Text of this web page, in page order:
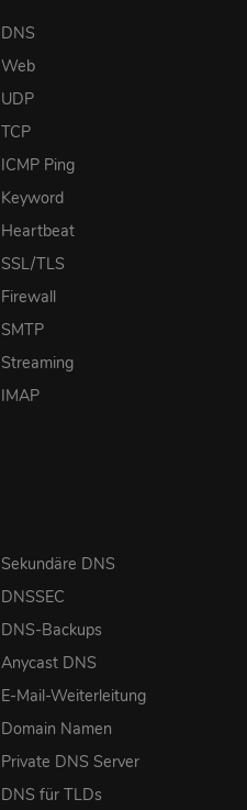
DNS
Web
UDP
TCP
ICMP Ping
Keyword
Heartbeat
SSL/TLS
Firewall
SMTP
Streaming
IMAP
Sekundäre DNS
DNSSEC
DNS-Backups
Anycast DNS
E-Mail-Weiterleitung
Domain Namen
Private DNS Server
DNS für TLDs